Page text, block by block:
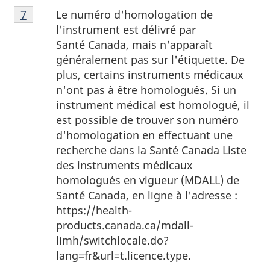
Note
de
Le numéro d'homologation de
l'instrument est délivré par
Santé Canada, mais n'apparaît
généralement pas sur l'étiquette. De
plus, certains instruments médicaux
n'ont pas à être homologués. Si un
instrument médical est homologué, il
est possible de trouver son numéro
d'homologation en effectuant une
recherche dans la Santé Canada Liste
des instruments médicaux
homologués en vigueur (MDALL) de
Santé Canada, en ligne à l'adresse :
https://health-
products.canada.ca/mdall-
limh/switchlocale.do?
lang=fr&url=t.licence.type.
Retour à la référence de la note de bas de page
7